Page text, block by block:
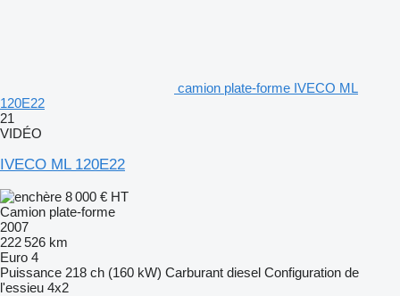
camion plate-forme IVECO ML
120E22
21
VIDÉO
IVECO ML 120E22
8 000 € HT
Camion plate-forme
2007
222 526 km
Euro 4
Puissance 218 ch (160 kW) Carburant diesel Configuration de
l'essieu 4x2